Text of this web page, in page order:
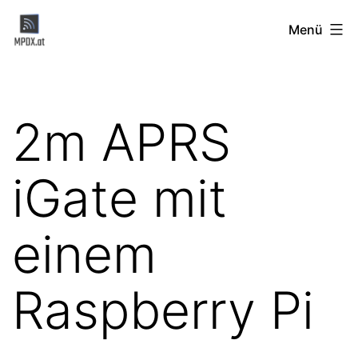
Zum
InhaltMPDX.at Menü
2m APRS
iGate mit
einem
Raspberry Pi